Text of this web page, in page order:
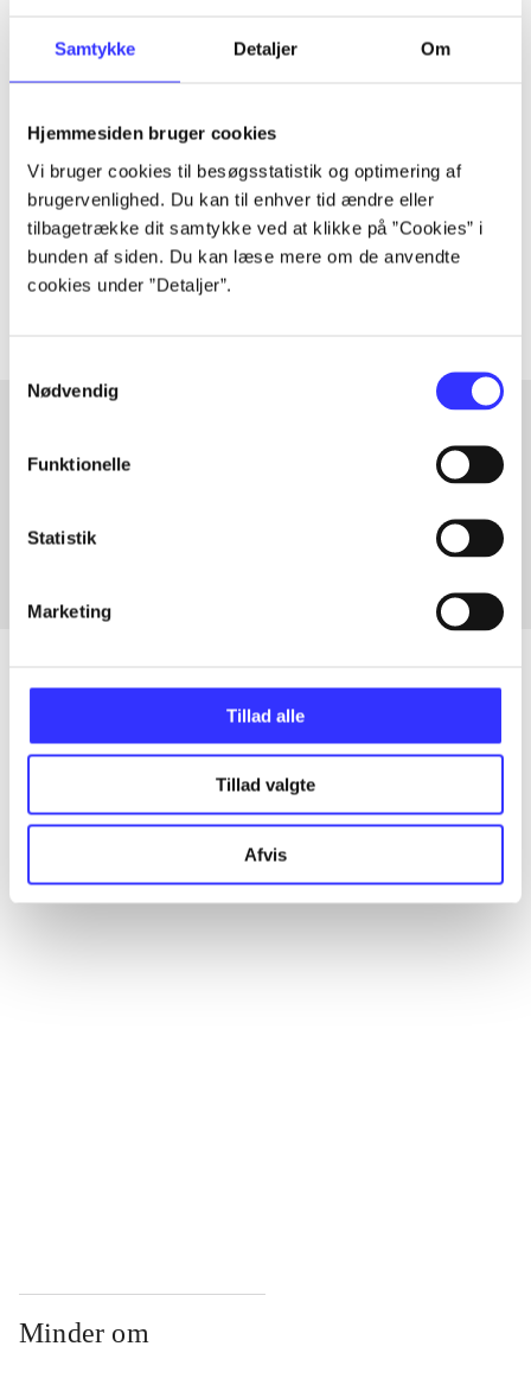
Samtykke Detaljer Om
Hjemmesiden bruger cookies
Vi bruger cookies til besøgsstatistik og optimering af
brugervenlighed. Du kan til enhver tid ændre eller
tilbagetrække dit samtykke ved at klikke på ”Cookies” i
bunden af siden. Du kan læse mere om de anvendte
cookies under ”Detaljer”.
Nødvendig
Funktionelle
Statistik
Marketing
Tillad alle
Tillad valgte
Afvis
Artiklen er en del af
lorem ipsum dolor sit amet ...
Tidsskrift
Artiklerne i handler ofte om
Artikler med samme emner
Artikler
Alle registrerede artikler fordelt på udgivelser
Minder om